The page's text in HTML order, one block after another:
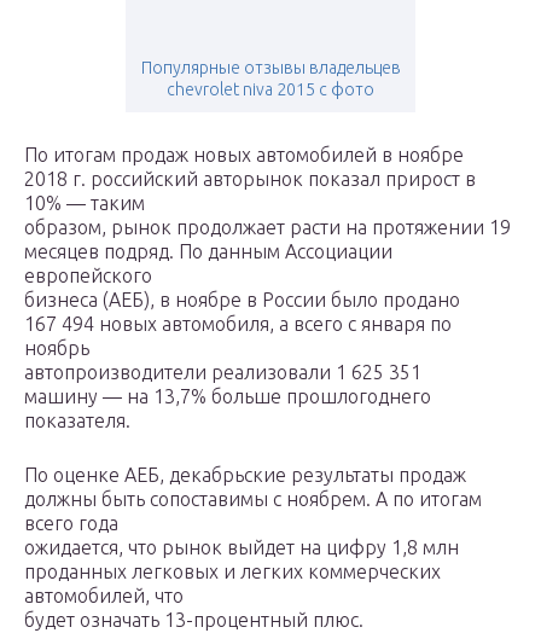
Популярные отзывы владельцев
chevrolet niva 2015 с фото
По итогам продаж новых автомобилей в ноябре
2018 г. российский авторынок показал прирост в
10% — таким
образом, рынок продолжает расти на протяжении 19
месяцев подряд. По данным Ассоциации
европейского
бизнеса (АЕБ), в ноябре в России было продано
167 494 новых автомобиля, а всего с января по
ноябрь
автопроизводители реализовали 1 625 351
машину — на 13,7% больше прошлогоднего
показателя.
По оценке АЕБ, декабрьские результаты продаж
должны быть сопоставимы с ноябрем. А по итогам
всего года
ожидается, что рынок выйдет на цифру 1,8 млн
проданных легковых и легких коммерческих
автомобилей, что
будет означать 13-процентный плюс.